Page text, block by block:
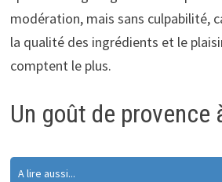
modération, mais sans culpabilité,
la qualité des ingrédients et le
comptent le plus.
Un goût de provence
A lire aussi...